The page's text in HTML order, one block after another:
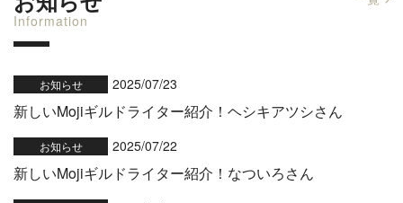
Information
お知らせ 2025/07/23
新しいMojiギルドライター紹介！ヘシキアツシさん
お知らせ 2025/07/22
新しいMojiギルドライター紹介！なついろさん